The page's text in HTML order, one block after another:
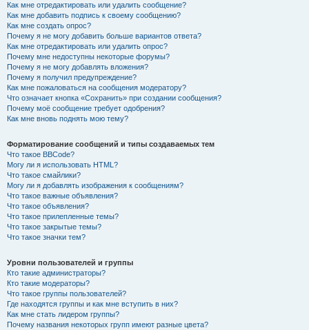
Как мне отредактировать или удалить сообщение?
Как мне добавить подпись к своему сообщению?
Как мне создать опрос?
Почему я не могу добавить больше вариантов ответа?
Как мне отредактировать или удалить опрос?
Почему мне недоступны некоторые форумы?
Почему я не могу добавлять вложения?
Почему я получил предупреждение?
Как мне пожаловаться на сообщения модератору?
Что означает кнопка «Сохранить» при создании сообщения?
Почему моё сообщение требует одобрения?
Как мне вновь поднять мою тему?
Форматирование сообщений и типы создаваемых тем
Что такое BBCode?
Могу ли я использовать HTML?
Что такое смайлики?
Могу ли я добавлять изображения к сообщениям?
Что такое важные объявления?
Что такое объявления?
Что такое прилепленные темы?
Что такое закрытые темы?
Что такое значки тем?
Уровни пользователей и группы
Кто такие администраторы?
Кто такие модераторы?
Что такое группы пользователей?
Где находятся группы и как мне вступить в них?
Как мне стать лидером группы?
Почему названия некоторых групп имеют разные цвета?